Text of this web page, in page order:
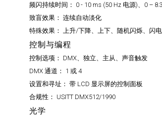
频闪持续时间： 0 - 10 ms (50 Hz 电源)、0 –
致盲效果： 连续自动淡化
特殊效果：
上升/下降、上下、随机闪烁、闪
控制与编程
控制选项： DMX、独立、主从、声音触发
DMX 通道： 1 或 4
设置和寻址： 带 LCD 显示屏的控制面板
合规性： USITT DMX512/1990
光学